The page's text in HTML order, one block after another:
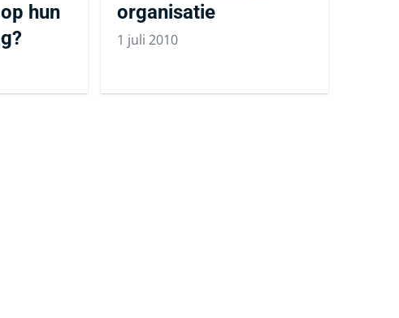
hun
organisatie
1 juli 2010